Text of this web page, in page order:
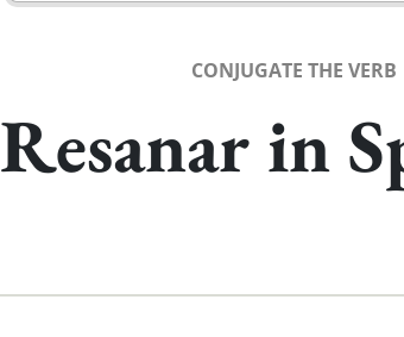
CONJUGATE THE VERB
Resanar in